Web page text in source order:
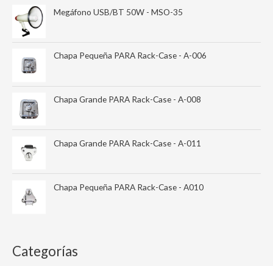
Megáfono USB/BT 50W - MSO-35
Chapa Pequeña PARA Rack-Case - A-006
Chapa Grande PARA Rack-Case - A-008
Chapa Grande PARA Rack-Case - A-011
Chapa Pequeña PARA Rack-Case - A010
Categorías